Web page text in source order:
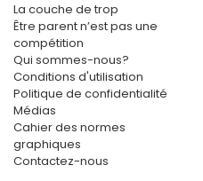
La couche de trop
Être parent n’est pas une
compétition
Qui sommes-nous?
Conditions d'utilisation
Politique de confidentialité
Médias
Cahier des normes
graphiques
Contactez-nous